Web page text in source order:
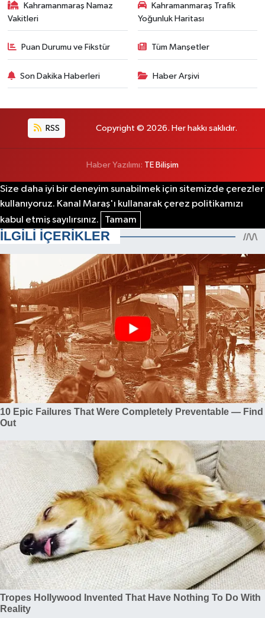
Kahramanmaraş Namaz
Vakitleri
Kahramanmaraş Trafik
Yoğunluk Haritası
Puan Durumu ve Fikstür Tüm Manşetler
Son Dakika Haberleri Haber Arşivi
RSS Copyright © 2026. Her hakkı saklıdır.
Haber Yazılımı: TE Bilişim
Size daha iyi bir deneyim sunabilmek için sitemizde çerezler
kullanıyoruz. Kanal Maraş'ı kullanarak çerez politikamızı
kabul etmiş sayılırsınız.
Tamam